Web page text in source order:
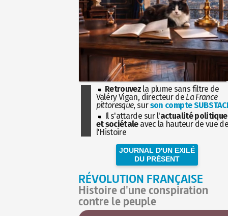
Retrouvez la plume sans filtre de
Valéry Vigan, directeur de La France
pittoresque, surson compte
Il s'attarde sur l'actualité politique
et sociétaleavec la hauteur de vue
l'Histoire
JOURNAL D'UN EXILÉ
DU PRÉSENT
RÉVOLUTION FRANÇAISE
Histoire d'une conspiration
contre le peuple